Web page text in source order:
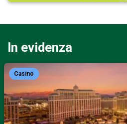
In evidenza
Casino